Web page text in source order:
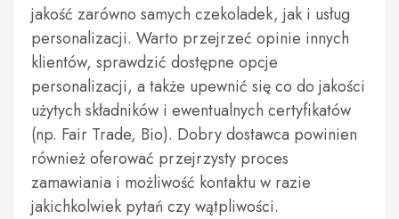
jakość zarówno samych czekoladek, jak i usług
personalizacji. Warto przejrzeć opinie innych
klientów, sprawdzić dostępne opcje
personalizacji, a także upewnić się co do jakości
użytych składników i ewentualnych certyfikatów
(np. Fair Trade, Bio). Dobry dostawca powinien
również oferować przejrzysty proces
zamawiania i możliwość kontaktu w razie
jakichkolwiek pytań czy wątpliwości.